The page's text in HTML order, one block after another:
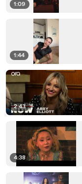
1:09
1:44
2:43
4:38